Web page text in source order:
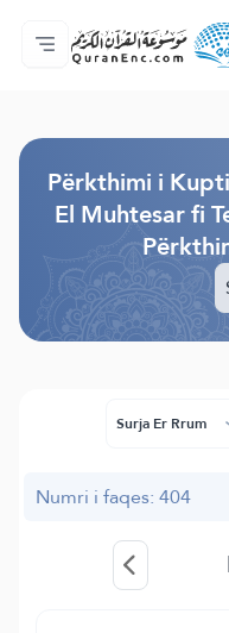
Ballina
Indeksi i
Audio
Shërbime për
Rreth projektit
Na kontaktoni
Gjuha
Përkthimi i
El Muhtesar fi
Surja Er Rrum
Numri i faqes: 404